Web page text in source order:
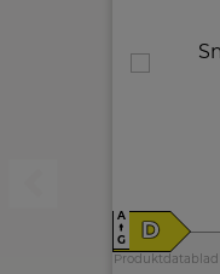
A
↑
G
D
Produktdatablad